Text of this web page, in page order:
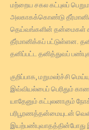
மற்றைய சகல கட்புலப்
அலகாகக்கொண்டு
தெய்வங்களின் தன்மைகள்
தீர்மானிக்கப் பட்டுள்ளன.
தனிப்பட்ட தனித்துவப்
குறிப்பாக, மறுமலர்ச்சி
இவ்வியல்பைப் பெரிதும்
யாதேனும் கட்புலனாகும்
பரிபூரணத்தன்மையுடன்
இயற்பண்புவாதத்தின்போது